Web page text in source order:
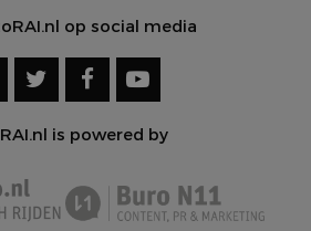
op social media
is powered by